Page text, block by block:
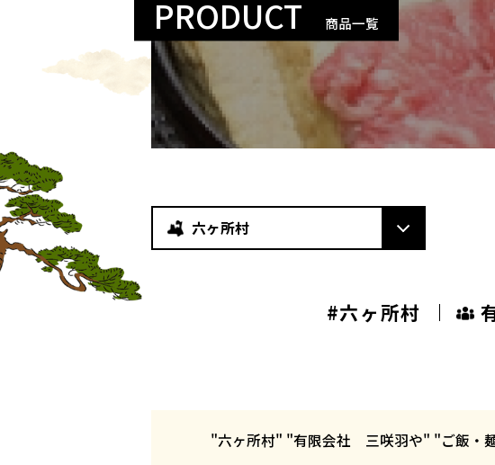
PRODUCT 商品一覧
六ヶ所村
#六ヶ所村
"六ヶ所村" "有限会社 三咲羽や" "ご飯・麺